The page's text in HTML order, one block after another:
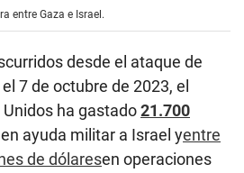
entre Gaza e Israel.
desde el ataque de
7 de octubre de 2023, el
ha gastado21.700
en ayuda militar a Israel yentre
de dólaresen operaciones